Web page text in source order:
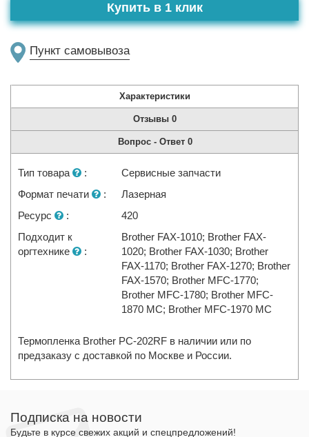
Пункт самовывоза
Купить в 1 клик
Характеристики
Отзывы 0
Вопрос - Ответ 0
Тип товара :
Сервисные запчасти
Формат печати
:
Лазерная
Ресурс
:
420
Подходит к
оргтехнике
:
Brother FAX-1010; Brother FAX-
1020; Brother FAX-1030; Brother
FAX-1170; Brother FAX-1270; Brother
FAX-1570; Brother MFC-1770;
Brother MFC-1780; Brother MFC-
1870 MC; Brother MFC-1970 MC
Термопленка Brother PC-202RF в наличии или по
предзаказу с доставкой по Москве и России.
Подписка на новости
Будьте в курсе свежих акций и спецпредложений!